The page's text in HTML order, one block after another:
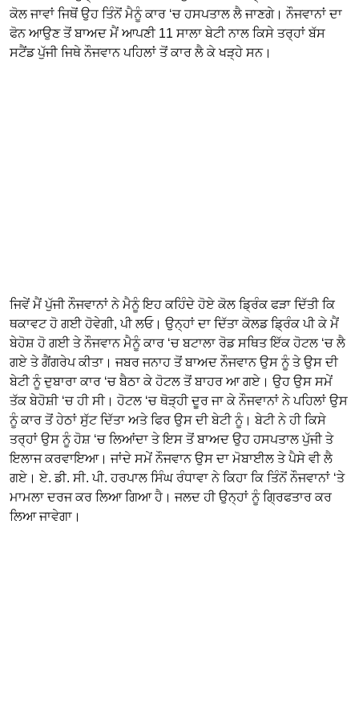
ਕੋਲ ਜਾਵਾਂ ਜਿਥੋਂ ਉਹ ਤਿੰਨੋਂ ਮੈਨੂੰ ਕਾਰ ‘ਚ ਹਸਪਤਾਲ ਲੈ ਜਾਣਗੇ। ਨੌਜਵਾਨਾਂ ਦਾ
ਫੋਨ ਆਉਣ ਤੋਂ ਬਾਅਦ ਮੈਂ ਆਪਣੀ 11 ਸਾਲਾ ਬੇਟੀ ਨਾਲ ਕਿਸੇ ਤਰ੍ਹਾਂ ਬੱਸ
ਸਟੈਂਡ ਪੁੱਜੀ ਜਿਥੇ ਨੌਜਵਾਨ ਪਹਿਲਾਂ ਤੋਂ ਕਾਰ ਲੈ ਕੇ ਖੜ੍ਹੇ ਸਨ।
ਜਿਵੇਂ ਮੈਂ ਪੁੱਜੀ ਨੌਜਵਾਨਾਂ ਨੇ ਮੈਨੂੰ ਇਹ ਕਹਿੰਦੇ ਹੋਏ ਕੋਲ ਡ੍ਰਿੰਕ ਫੜਾ ਦਿੱਤੀ ਕਿ
ਥਕਾਵਟ ਹੋ ਗਈ ਹੋਵੇਗੀ, ਪੀ ਲਓ। ਉਨ੍ਹਾਂ ਦਾ ਦਿੱਤਾ ਕੋਲਡ ਡ੍ਰਿੰਕ ਪੀ ਕੇ ਮੈਂ
ਬੇਹੋਸ਼ ਹੋ ਗਈ ਤੇ ਨੌਜਵਾਨ ਮੈਨੂੰ ਕਾਰ ‘ਚ ਬਟਾਲਾ ਰੋਡ ਸਥਿਤ ਇੱਕ ਹੋਟਲ ‘ਚ ਲੈ
ਗਏ ਤੇ ਗੈਂਗਰੇਪ ਕੀਤਾ। ਜਬਰ ਜਨਾਹ ਤੋਂ ਬਾਅਦ ਨੌਜਵਾਨ ਉਸ ਨੂੰ ਤੇ ਉਸ ਦੀ
ਬੇਟੀ ਨੂੰ ਦੁਬਾਰਾ ਕਾਰ ‘ਚ ਬੈਠਾ ਕੇ ਹੋਟਲ ਤੋਂ ਬਾਹਰ ਆ ਗਏ। ਉਹ ਉਸ ਸਮੇਂ
ਤੱਕ ਬੇਹੋਸ਼ੀ ‘ਚ ਹੀ ਸੀ। ਹੋਟਲ ‘ਚ ਥੋੜ੍ਹੀ ਦੂਰ ਜਾ ਕੇ ਨੌਜਵਾਨਾਂ ਨੇ ਪਹਿਲਾਂ ਉਸ
ਨੂੰ ਕਾਰ ਤੋਂ ਹੇਠਾਂ ਸੁੱਟ ਦਿੱਤਾ ਅਤੇ ਫਿਰ ਉਸ ਦੀ ਬੇਟੀ ਨੂੰ। ਬੇਟੀ ਨੇ ਹੀ ਕਿਸੇ
ਤਰ੍ਹਾਂ ਉਸ ਨੂੰ ਹੋਸ਼ ‘ਚ ਲਿਆਂਦਾ ਤੇ ਇਸ ਤੋਂ ਬਾਅਦ ਉਹ ਹਸਪਤਾਲ ਪੁੱਜੀ ਤੇ
ਇਲਾਜ ਕਰਵਾਇਆ। ਜਾਂਦੇ ਸਮੇਂ ਨੌਜਵਾਨ ਉਸ ਦਾ ਮੋਬਾਈਲ ਤੇ ਪੈਸੇ ਵੀ ਲੈ
ਗਏ। ਏ. ਡੀ. ਸੀ. ਪੀ. ਹਰਪਾਲ ਸਿੰਘ ਰੰਧਾਵਾ ਨੇ ਕਿਹਾ ਕਿ ਤਿੰਨੋਂ ਨੌਜਵਾਨਾਂ ‘ਤੇ
ਮਾਮਲਾ ਦਰਜ ਕਰ ਲਿਆ ਗਿਆ ਹੈ। ਜਲਦ ਹੀ ਉਨ੍ਹਾਂ ਨੂੰ ਗ੍ਰਿਫਤਾਰ ਕਰ
ਲਿਆ ਜਾਵੇਗਾ।